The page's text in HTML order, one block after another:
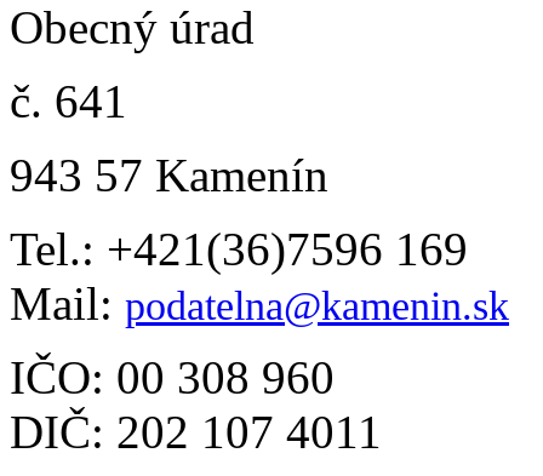
Obecný úrad
č. 641
943 57 Kamenín
Tel.: +421(36)7596 169
Mail: podatelna@kamenin.sk
IČO: 00 308 960
DIČ: 202 107 4011